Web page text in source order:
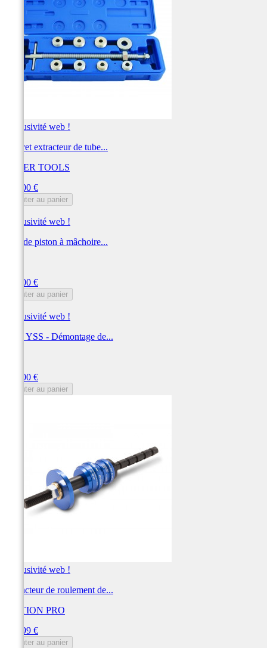
Exclusivité web !
Coffret extracteur de tube...
LASER TOOLS
144,00 €
Ajouter au panier
Exclusivité web !
Axe de piston à mâchoire...
144,00 €
Ajouter au panier
Exclusivité web !
Outil YSS - Démontage de...
144,00 €
Ajouter au panier
Exclusivité web !
Extracteur de roulement de...
MOTION PRO
143,99 €
Ajouter au panier